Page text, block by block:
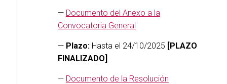
— Documento del Anexo a la
Convocatoria General
— Plazo:Hasta el 24/10/2025 [PLAZO
FINALIZADO]
— Documento de la Resolución